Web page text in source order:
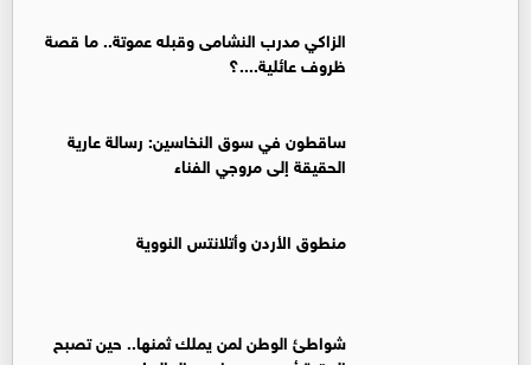
الزاكي مدرب النشامى وقبله عموتة.. ما قصة
ظروف عائلية....؟
ساقطون في سوق النخاسين: رسالة عارية
الحقيقة إلى مروجي الفناء
منطوق الأردن وأتلانتس النووية
شواطئ الوطن لمن يملك ثمنها.. حين تصبح